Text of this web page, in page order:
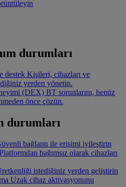
durumları
destek Kişileri, cihazları ve
yerden yönetin.
(DEX) BT sorunlarını, henüz
önce çözün.
durumları
bağlantı ile erişimi iyileştirin
bağımsız olarak cihazları
istediğiniz yerden geliştirin
Uzak cihaz aktivasyonunu